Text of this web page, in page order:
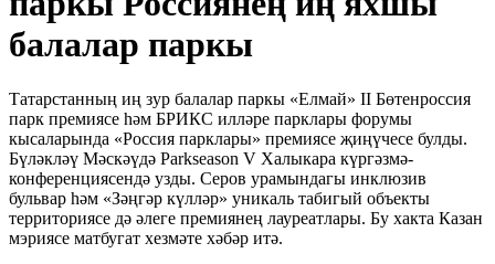
балалар паркы
Татарстанның иң зур балалар паркы «Елмай» II Бөтенроссия
парк премиясе һәм БРИКС илләре парклары форумы
кысаларында «Россия парклары» премиясе җиңүчесе булды.
Бүләкләү Мәскәүдә Parkseason V Халыкара күргәзмә-
конференциясендә узды. Серов урамындагы инклюзив
бульвар һәм «Зәңгәр күлләр» уникаль табигый объекты
территориясе дә әлеге премиянең лауреатлары. Бу хакта Казан
мэриясе матбугат хезмәте хәбәр итә.